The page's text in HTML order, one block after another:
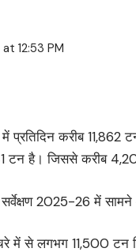
12:53 PM
में प्रतिदिन करीब
टन है। जिससे करीब
2025-26 में
में से लगभग 11,500 टन